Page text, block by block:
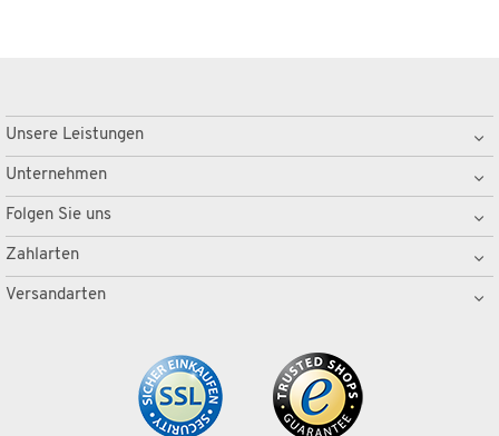
Unsere Leistungen
Unternehmen
Folgen Sie uns
Zahlarten
Versandarten